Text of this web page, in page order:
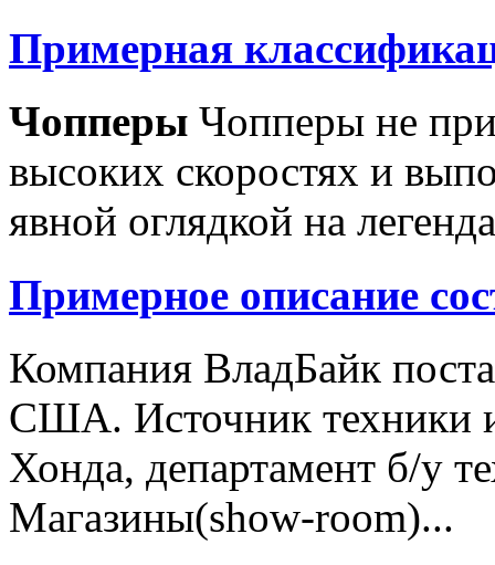
Примерная
Чопперы Чопперы не
высоких скоростях и
явной оглядкой на
Примерное описание
Компания ВладБайк
США. Источник техники
Хонда, департамент б/у
Магазины(show-room)...